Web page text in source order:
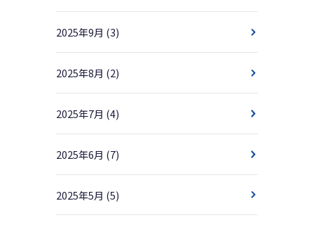
2025年9月 (3)
2025年8月 (2)
2025年7月 (4)
2025年6月 (7)
2025年5月 (5)